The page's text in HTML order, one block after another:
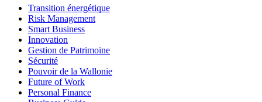
Transition énergétique
Risk Management
Smart Business
Innovation
Gestion de Patrimoine
Sécurité
Pouvoir de la Wallonie
Future of Work
Personal Finance